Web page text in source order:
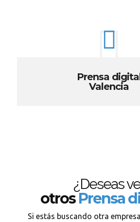
Prensa
Valencia
¿Deseas
otrosPrensa
Si estás buscando otra